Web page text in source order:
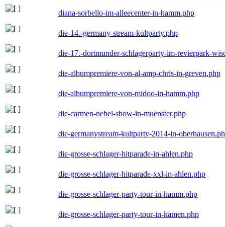
diana-sorbello-im-alleecenter-in-hamm.php
die-14.-germany-stream-kultparty.php
die-17.-dortmunder-schlagerparty-im-revierpark-
die-albumpremiere-von-al-amp-chris-in-greven.php
die-albumpremiere-von-midoo-in-hamm.php
die-carmen-nebel-show-in-muenster.php
die-germanystream-kultparty-2014-in-
die-grosse-schlager-hitparade-in-ahlen.php
die-grosse-schlager-hitparade-xxl-in-ahlen.php
die-grosse-schlager-party-tour-in-hamm.php
die-grosse-schlager-party-tour-in-kamen.php